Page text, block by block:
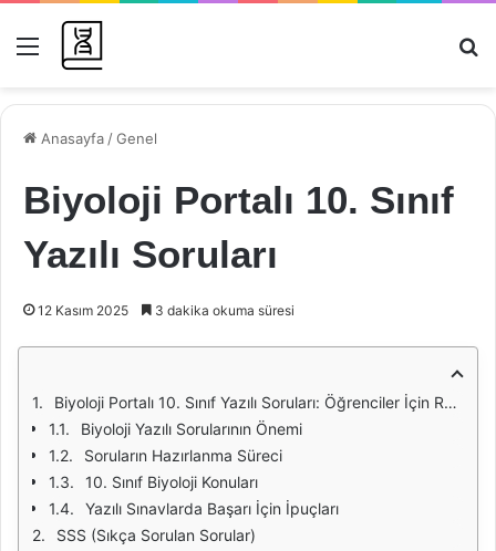
Menü
Anasayfa /Genel
Biyoloji Portalı 10. Sınıf
Yazılı Soruları
12 Kasım 2025 3 dakika okuma süresi
Biyoloji Portalı 10. Sınıf Yazılı Soruları: Öğrenciler İçin Rehber
Biyoloji Yazılı Sorularının Önemi
Soruların Hazırlanma Süreci
10. Sınıf Biyoloji Konuları
Yazılı Sınavlarda Başarı İçin İpuçları
SSS (Sıkça Sorulan Sorular)